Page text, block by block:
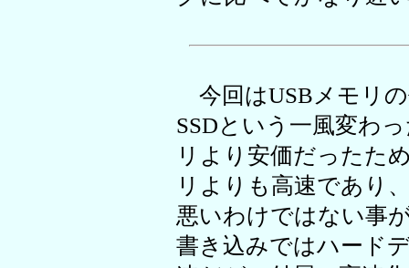
今回はUSBメモリ
SSDという一風変わ
リより安価だったた
リよりも高速であり
悪いわけではない事
書き込みではハード